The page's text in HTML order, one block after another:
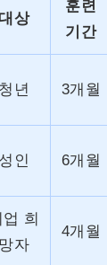
상
훈련
기간
청년 3개월
성인 6개월
업 희
망자
4개월